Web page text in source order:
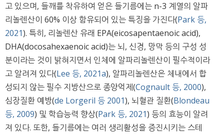
고 있으며, 들깨를 착유하여 얻은 들기름에는 n-3 계열의 알파
리놀렌산이 60% 이상 함유되어 있는 특징을 가진다(Park 등,
2021). 특히, 리놀렌산 유래 EPA(eicosapentaenoic acid),
DHA(docosahexaenoic acid)는 뇌, 신경, 망막 등의 구성 성
분이라는 것이 밝혀지면서 인체에 알파리놀렌산이 필수적이라
고 알려져 있다(Lee 등, 2021a), 알파리놀렌산은 체내에서 합
성되지 않는 필수 지방산으로 종양억제(Cognault 등, 2000),
심장질환 예방(de Lorgeril 등 2001), 뇌혈관 질환(Blondeau
등, 2009) 및 학습능력 향상(Park 등, 2021) 등의 효능이 알려
져 있다. 또한, 들기름에는 여러 생리활성을 증진시키는 스테